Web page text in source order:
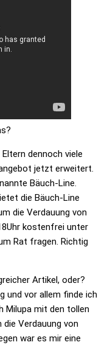
dennoch viele
jetzt erweitert.
Bäuch-Line.
die Bäuch-Line
die Verdauung von
kostenfrei unter
Rat fragen. Richtig
Artikel, oder?
und vor allem finde ich
Milupa mit den tollen
Verdauung von
war es mir eine